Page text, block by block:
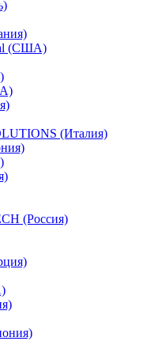
(США)
(Италия)
(Россия)